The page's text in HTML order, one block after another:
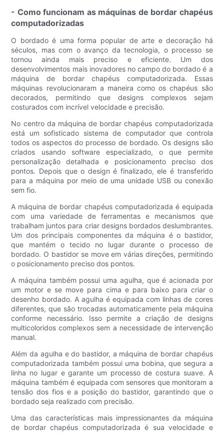
- Como funcionam as máquinas de bordar chapéus
computadorizadas
O bordado é uma forma popular de arte e decoração há
séculos, mas com o avanço da tecnologia, o processo se
tornou ainda mais preciso e eficiente. Um dos
desenvolvimentos mais inovadores no campo do bordado é a
máquina de bordar chapéus computadorizada. Essas
máquinas revolucionaram a maneira como os chapéus são
decorados, permitindo que designs complexos sejam
costurados com incrível velocidade e precisão.
No centro da máquina de bordar chapéus computadorizada
está um sofisticado sistema de computador que controla
todos os aspectos do processo de bordado. Os designs são
criados usando software especializado, o que permite
personalização detalhada e posicionamento preciso dos
pontos. Depois que o design é finalizado, ele é transferido
para a máquina por meio de uma unidade USB ou conexão
sem fio.
A máquina de bordar chapéus computadorizada é equipada
com uma variedade de ferramentas e mecanismos que
trabalham juntos para criar designs bordados deslumbrantes.
Um dos principais componentes da máquina é o bastidor,
que mantém o tecido no lugar durante o processo de
bordado. O bastidor se move em várias direções, permitindo
o posicionamento preciso dos pontos.
A máquina também possui uma agulha, que é acionada por
um motor e se move para cima e para baixo para criar o
desenho bordado. A agulha é equipada com linhas de cores
diferentes, que são trocadas automaticamente pela máquina
conforme necessário. Isso permite a criação de designs
multicoloridos complexos sem a necessidade de intervenção
manual.
Além da agulha e do bastidor, a máquina de bordar chapéus
computadorizada também possui uma bobina, que segura a
linha no lugar e garante um processo de costura suave. A
máquina também é equipada com sensores que monitoram a
tensão dos fios e a posição do bastidor, garantindo que o
bordado seja realizado com precisão.
Uma das características mais impressionantes da máquina
de bordar chapéus computadorizada é sua velocidade e